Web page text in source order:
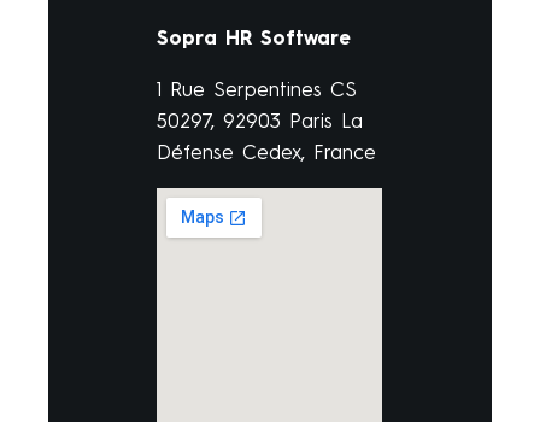
Sopra HR Software
1 Rue Serpentines CS
50297, 92903 Paris La
Défense Cedex, France